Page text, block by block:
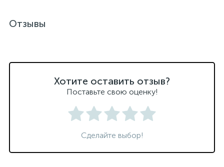
Отзывы
Хотите оставить отзыв?
Поставьте свою оценку!
Сделайте выбор!